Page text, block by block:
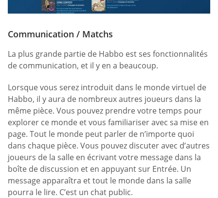
Communication / Matchs
La plus grande partie de Habbo est ses fonctionnalités
de communication, et il y en a beaucoup.
Lorsque vous serez introduit dans le monde virtuel de
Habbo, il y aura de nombreux autres joueurs dans la
même pièce. Vous pouvez prendre votre temps pour
explorer ce monde et vous familiariser avec sa mise en
page. Tout le monde peut parler de n’importe quoi
dans chaque pièce. Vous pouvez discuter avec d’autres
joueurs de la salle en écrivant votre message dans la
boîte de discussion et en appuyant sur Entrée. Un
message apparaîtra et tout le monde dans la salle
pourra le lire. C’est un chat public.